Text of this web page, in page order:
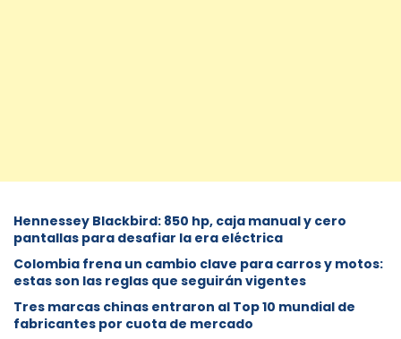
Hennessey Blackbird: 850 hp, caja manual y cero
pantallas para desafiar la era eléctrica
Colombia frena un cambio clave para carros y motos:
estas son las reglas que seguirán vigentes
Tres marcas chinas entraron al Top 10 mundial de
fabricantes por cuota de mercado